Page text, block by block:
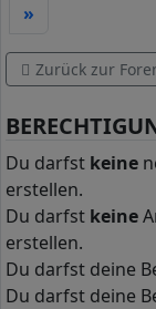
»
Zurück zur
Du darfst keine
erstellen.
Du darfst keine
erstellen.
Du darfst deine
Du darfst deine